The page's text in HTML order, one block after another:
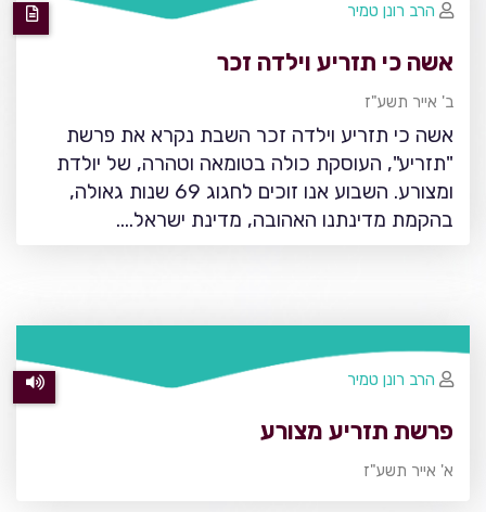
אשה כי תזריע וילדה זכר
ב' אייר תשע"ז
אשה כי תזריע וילדה זכר השבת נקרא את פרשת
"תזריע", העוסקת כולה בטומאה וטהרה, של יולדת
ומצורע. השבוע אנו זוכים לחגוג 69 שנות גאולה,
בהקמת מדינתנו האהובה, מדינת ישראל....
הרב רונן טמיר
פרשת תזריע מצורע
א' אייר תשע"ז
הרב רונן טמיר